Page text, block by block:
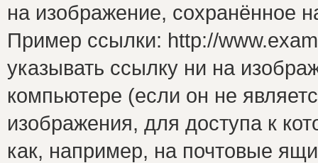
на изображение, сохранённое
Пример ссылки: http://
указывать ссылку ни на
компьютере (если он не
изображения, для доступа к
как, например, на почтовые